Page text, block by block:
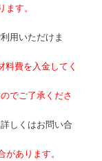
す。
用いただけま
費を入金してく
でご了承くださ
しくはお問い合
あります。